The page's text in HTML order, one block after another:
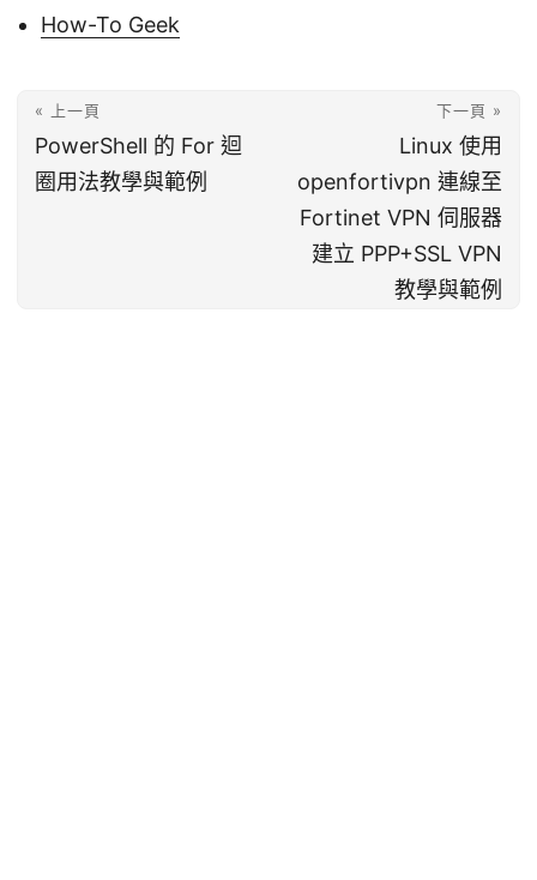
How-To Geek
« 上一頁
PowerShell 的 For 迴
圈用法教學與範例
下一頁 »
Linux 使用
openfortivpn 連線至
Fortinet VPN 伺服器
建立 PPP+SSL VPN
教學與範例